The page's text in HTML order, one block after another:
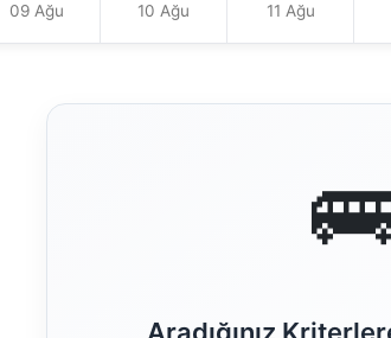
09 Ağu 10 Ağu 11 Ağu